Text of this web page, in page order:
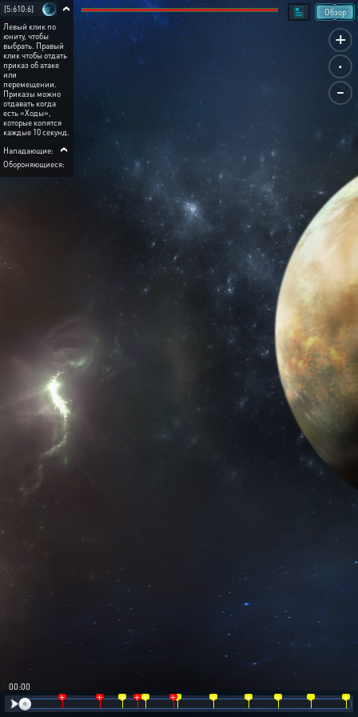
+
.
-
Обзор
[5:610:6]
Левый клик по
юниту, чтобы
выбрать. Правый
клик чтобы отдать
приказ об атаке
или
перемещении.
Приказы можно
отдавать когда
есть «Ходы»,
которые копятся
каждые 10 секунд.
Нападающие:
Обороняющиеся:
00:00